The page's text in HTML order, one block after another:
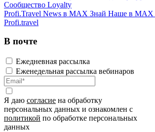
Сообщество Loyalty
Profi.Travel News в MAX Знай Наше в MAX
Profi.travel
В почте
Ежедневная рассылка
Еженедельная рассылка вебинаров
Я даю согласие на обработку
персональных данных и ознакомлен с
политикой по обработке персональных
данных